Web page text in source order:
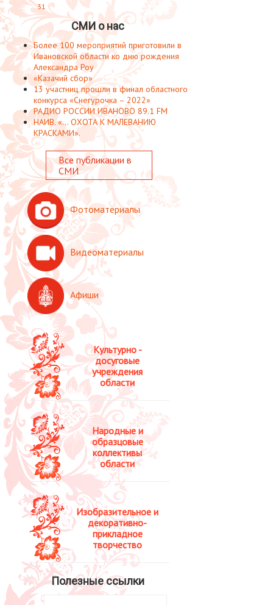
Культурно -
досуговые
учреждения
области
Народные и
образцовые
коллективы
области
Изобразительное и
декоративно-
прикладное
творчество
Полезные ссылки
31
СМИ о нас
Более 100 мероприятий приготовили в
Ивановской области ко дню рождения
Александра Роу
«Казачий сбор»
13 участниц прошли в финал областного
конкурса «Снегурочка – 2022»
РАДИО РОССИИ ИВАНОВО 89.1 FM
НАИВ. «... ОХОТА К МАЛЕВАНИЮ
КРАСКАМИ».
Все публикации в
СМИ
Фотоматериалы
Видеоматериалы
Афиши